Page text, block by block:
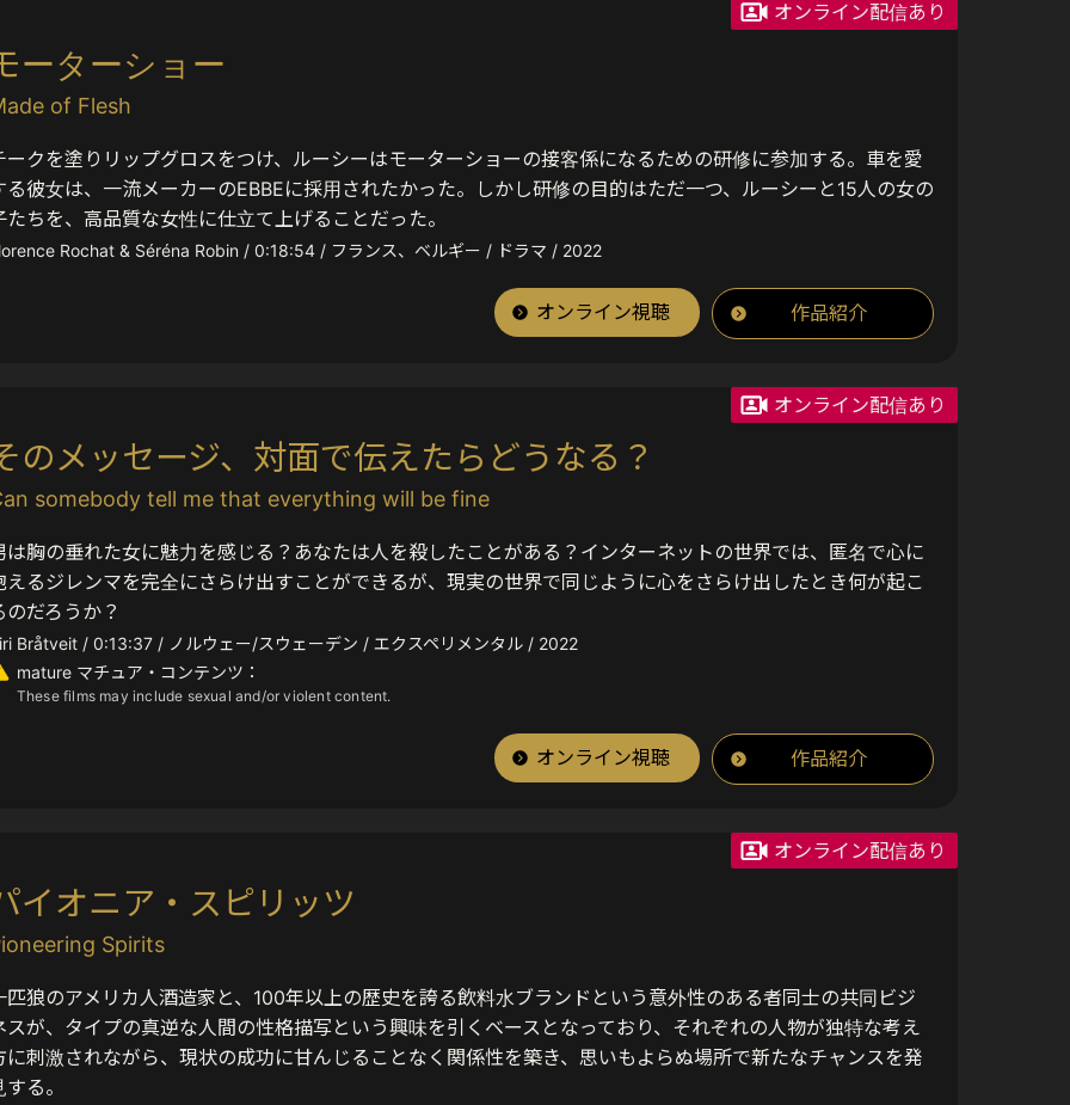
オンライン配信あり
ーターショー
of Flesh
ークを塗りリップグロスをつけ、ルーシーはモーターショーの接客係になるための研修に参加する。車を愛
る彼女は、一流メーカーのEBBEに採用されたかった。しかし研修の目的はただ一つ、ルーシーと15人の女の
たちを、高品質な女性に仕立て上げることだった。
Rochat & Séréna Robin / 0:18:54 / フランス、ベルギー / ドラマ / 2022
オンライン視聴 作品紹介
オンライン配信あり
のメッセージ、対面で伝えたらどうなる？
somebody tell me that everything will be fine
は胸の垂れた女に魅力を感じる？あなたは人を殺したことがある？インターネットの世界では、匿名で心に
えるジレンマを完全にさらけ出すことができるが、現実の世界で同じように心をさらけ出したとき何が起こ
のだろうか？
Bråtveit / 0:13:37 / ノルウェー/スウェーデン / エクスペリメンタル / 2022
mature マチュア・コンテンツ：
These films may include sexual and/or violent content.
オンライン視聴 作品紹介
オンライン配信あり
イオニア・スピリッツ
Spirits
匹狼のアメリカ人酒造家と、100年以上の歴史を誇る飲料水ブランドという意外性のある者同士の共同ビジ
スが、タイプの真逆な人間の性格描写という興味を引くベースとなっており、それぞれの人物が独特な考え
に刺激されながら、現状の成功に甘んじることなく関係性を築き、思いもよらぬ場所で新たなチャンスを発
る。